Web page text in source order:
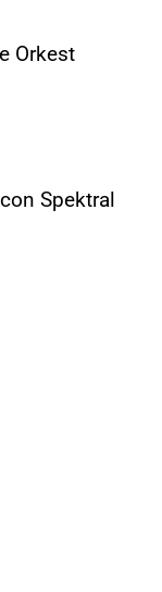
Orkest
Spektral